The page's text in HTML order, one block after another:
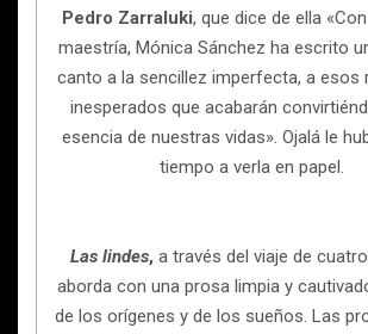
Pedro Zarraluki, que dice de ella
maestría, Mónica Sánchez ha escrito
canto a la sencillez imperfecta, a esos
inesperados que acabarán
esencia de nuestras vidas». Ojalá le
tiempo a verla en papel.
Las lindes, a través del viaje de
aborda con una prosa limpia y
de los orígenes y de los sueños. Las